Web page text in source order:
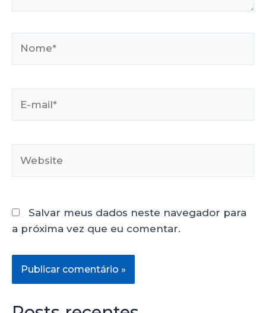
Salvar meus dados neste navegador para
a próxima vez que eu comentar.